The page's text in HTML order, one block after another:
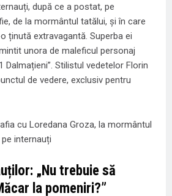
după ce a postat, pe
de la mormântul tatălui, și în care
ținută extravagantă. Superba ei
unora de maleficul personaj
Dalmațieni”. Stilistul vedetelor Florin
de vedere, exclusiv pentru
cu Loredana Groza, la mormântul
internauți
„Nu trebuie să
la pomeniri?”